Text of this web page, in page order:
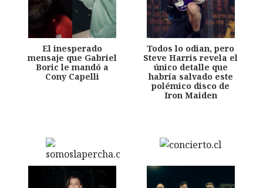
El inesperado
mensaje que Gabriel
Boric le mandó a
Cony Capelli
Todos lo odian, pero
Steve Harris revela el
único detalle que
habría salvado este
polémico disco de
Iron Maiden